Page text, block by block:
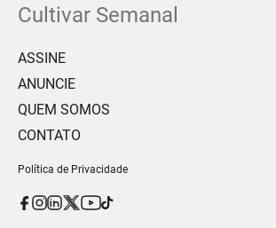
Cultivar Semanal
ASSINE
ANUNCIE
QUEM SOMOS
CONTATO
Política de Privacidade